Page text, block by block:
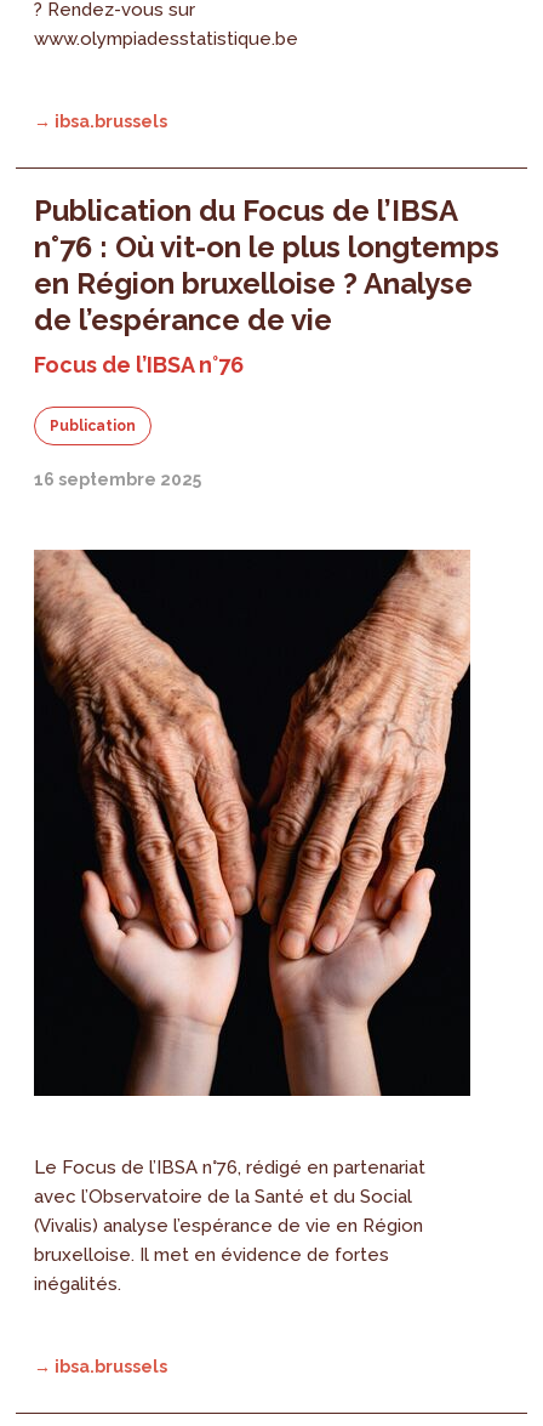
? Rendez-vous sur
www.olympiadesstatistique.be
→ ibsa.brussels
Publication du Focus de l’IBSA
n°76 : Où vit-on le plus longtemps
en Région bruxelloise ? Analyse
de l’espérance de vie
Focus de l’IBSA n°76
Publication
16 septembre 2025
Le Focus de l’IBSA n°76, rédigé en partenariat
avec l’Observatoire de la Santé et du Social
(Vivalis) analyse l’espérance de vie en Région
bruxelloise. Il met en évidence de fortes
inégalités.
→ ibsa.brussels